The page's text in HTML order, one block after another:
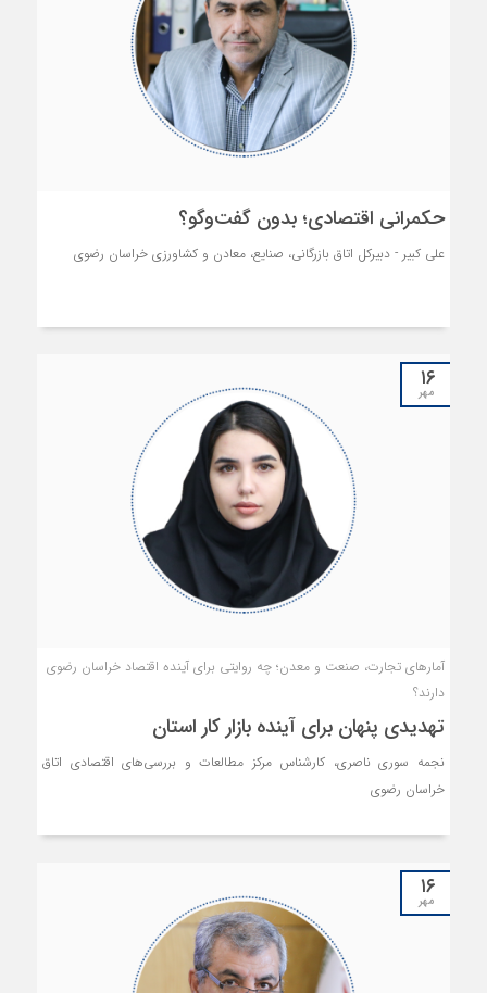
حکمرانی اقتصادی؛ بدون گفت‌وگو؟
علی کبیر - دبیرکل اتاق بازرگانی، صنایع، معادن و کشاورزی خراسان رضوی
۱۶
مهر
آمارهای تجارت، صنعت و معدن؛ چه روایتی برای آینده اقتصاد خراسان رضوی
دارند؟
تهدیدی پنهان برای آینده بازار کار استان
نجمه سوری ناصری، کارشناس مرکز مطالعات و بررسی‌های اقتصادی اتاق
خراسان رضوی
۱۶
مهر